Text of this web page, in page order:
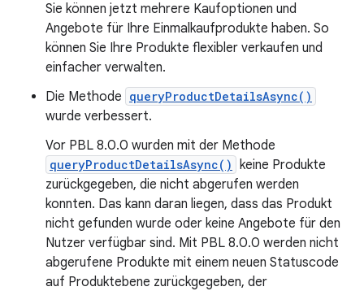
Sie können jetzt mehrere Kaufoptionen und
Angebote für Ihre Einmalkaufprodukte haben. So
können Sie Ihre Produkte flexibler verkaufen und
einfacher verwalten.
Die Methode queryProductDetailsAsync()
wurde verbessert.
Vor PBL 8.0.0 wurden mit der Methode
queryProductDetailsAsync() keine Produkte
zurückgegeben, die nicht abgerufen werden
konnten. Das kann daran liegen, dass das Produkt
nicht gefunden wurde oder keine Angebote für den
Nutzer verfügbar sind. Mit PBL 8.0.0 werden nicht
abgerufene Produkte mit einem neuen Statuscode
auf Produktebene zurückgegeben, der